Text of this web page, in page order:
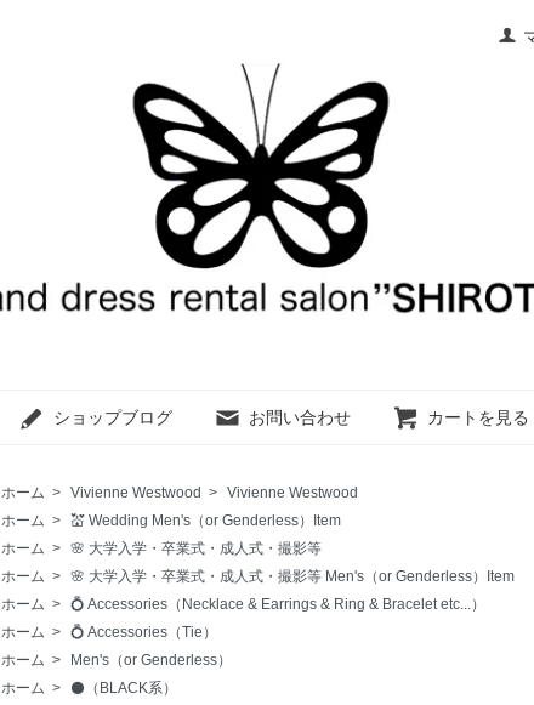
ショップブログ お問い合わせ カートを見る
ホーム > Vivienne Westwood > Vivienne Westwood
ホーム > 💒 Wedding Men's（or Genderless）Item
ホーム > 🌸 大学入学・卒業式・成人式・撮影等
ホーム > 🌸 大学入学・卒業式・成人式・撮影等 Men's（or Genderless）Item
ホーム > 💍 Accessories（Necklace & Earrings & Ring & Bracelet etc...）
ホーム > 💍 Accessories（Tie）
ホーム >
Men's（or Genderless）
ホーム >
⚫️（BLACK系）